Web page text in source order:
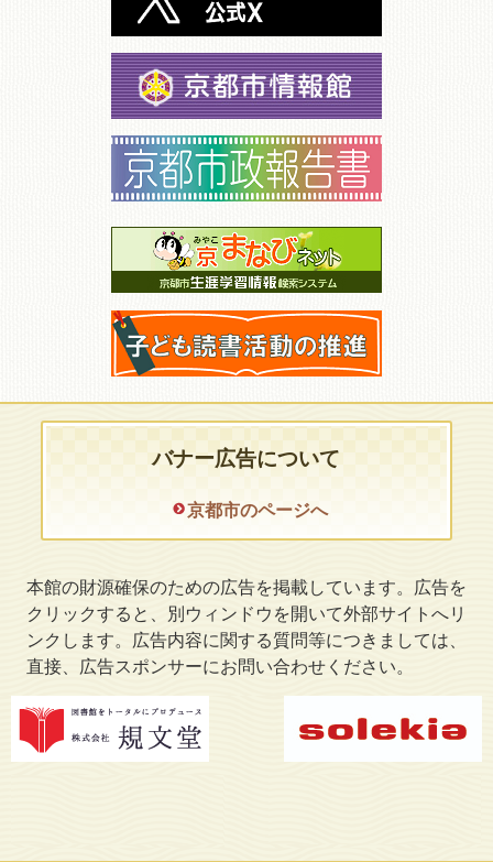
バナー広告について
京都市のページへ
本館の財源確保のための広告を掲載しています。広告を
クリックすると、別ウィンドウを開いて外部サイトへリ
ンクします。広告内容に関する質問等につきましては、
直接、広告スポンサーにお問い合わせください。